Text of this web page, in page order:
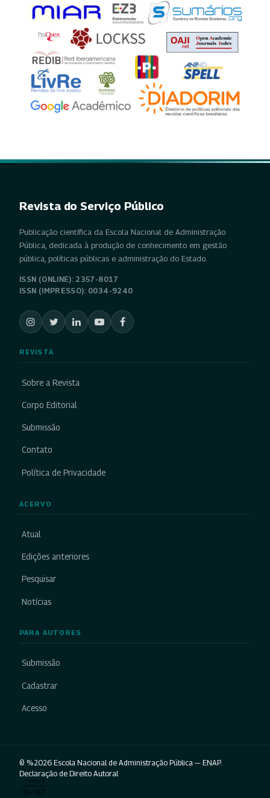
Revista do Serviço Público
Publicação científica da Escola Nacional de Administração
Pública, dedicada à produção de conhecimento em gestão
pública, políticas públicas e administração do Estado.
ISSN (ONLINE): 2357-8017
ISSN (IMPRESSO): 0034-9240
REVISTA
Sobre a Revista
Corpo Editorial
Submissão
Contato
Política de Privacidade
ACERVO
Atual
Edições anteriores
Pesquisar
Notícias
PARA AUTORES
Submissão
Cadastrar
Acesso
© %2026 Escola Nacional de Administração Pública — ENAP.
Declaração de Direito Autoral